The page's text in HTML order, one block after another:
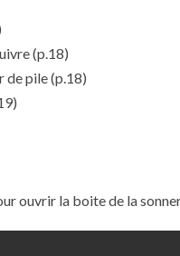
(p.18)
de pile(p.18)
ouvrir la boite de la